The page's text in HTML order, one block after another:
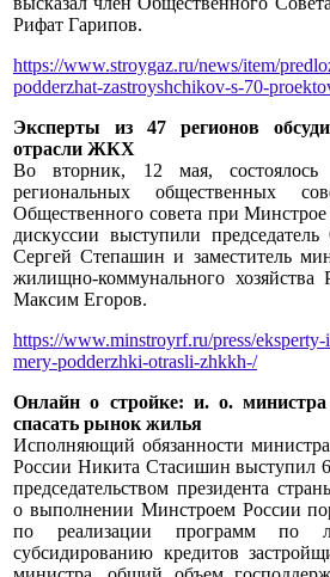
Рифат Гарипов.
https://www.stroygaz.ru/news/item/
podderzhat-zastroyshchikov-s-70-
Эксперты из 47 регионов
отрасли ЖКХ
Во вторник, 12 мая, состоялось
региональных общественных
Общественного совета при
дискуссии выступили
Сергей Степашин и заместитель
жилищно-коммунального хозяйства
Максим Егоров.
https://www.minstroyrf.ru/press/
mery-podderzhki-otrasli-zhkkh-/
Онлайн о стройке: и. о. министра
спасать рынок жилья
Исполняющий обязанности
России Никита Стасишин выступил
председательством президента
о выполнении Минстроем России
по реализации программ по
субсидированию кредитов